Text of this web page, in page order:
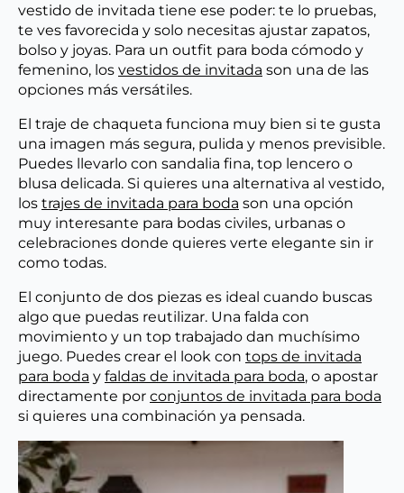
vestido de invitada tiene ese poder: te lo pruebas,
te ves favorecida y solo necesitas ajustar zapatos,
bolso y joyas. Para un outfit para boda cómodo y
femenino, los vestidos de invitada son una de las
opciones más versátiles.
El traje de chaqueta funciona muy bien si te gusta
una imagen más segura, pulida y menos previsible.
Puedes llevarlo con sandalia fina, top lencero o
blusa delicada. Si quieres una alternativa al vestido,
los trajes de invitada para boda son una opción
muy interesante para bodas civiles, urbanas o
celebraciones donde quieres verte elegante sin ir
como todas.
El conjunto de dos piezas es ideal cuando buscas
algo que puedas reutilizar. Una falda con
movimiento y un top trabajado dan muchísimo
juego. Puedes crear el look con tops de invitada
para boda y faldas de invitada para boda, o apostar
directamente por conjuntos de invitada para boda
si quieres una combinación ya pensada.